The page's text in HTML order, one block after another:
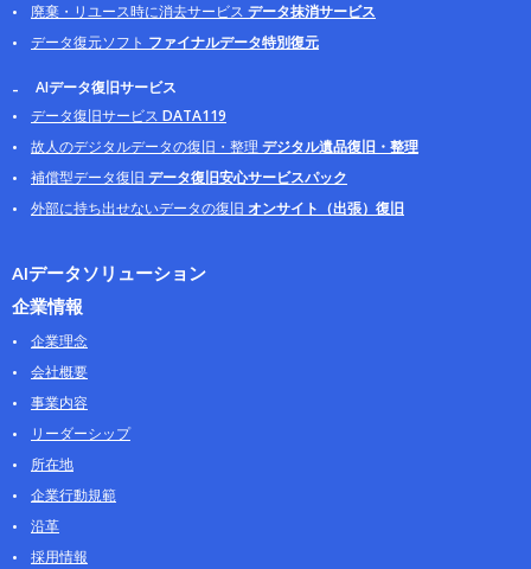
廃棄・リユース時に消去サービス データ抹消サービス
データ復元ソフト ファイナルデータ特別復元
AIデータ復旧サービス
データ復旧サービス DATA119
故人のデジタルデータの復旧・整理デジタル遺品復旧・整理
補償型データ復旧 データ復旧安心サービスパック
外部に持ち出せないデータの復旧 オンサイト（出張）復旧
AIデータソリューション
企業情報
企業理念
会社概要
事業内容
リーダーシップ
所在地
企業行動規範
沿革
採用情報